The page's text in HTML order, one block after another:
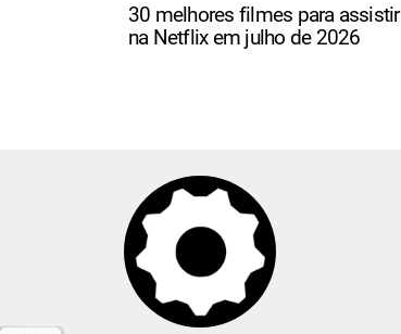
30 melhores filmes para assistir
na Netflix em julho de 2026